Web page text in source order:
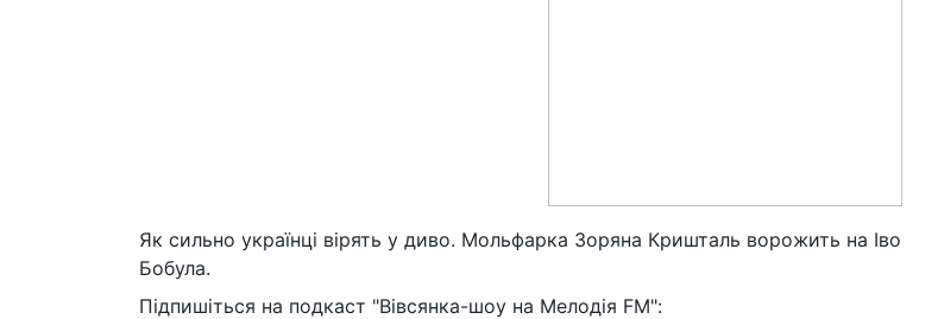
Як сильно українці вірять у диво. Мольфарка Зоряна Кришталь ворожить на Іво
Бобула.
Підпишіться на подкаст "Вівсянка-шоу на Мелодія FM":